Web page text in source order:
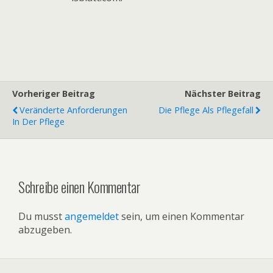
Vorheriger Beitrag
Veränderte Anforderungen
In Der Pflege
Nächster Beitrag
Die Pflege Als Pflegefall
Schreibe einen Kommentar
Du musstangemeldetsein, um einen Kommentar
abzugeben.